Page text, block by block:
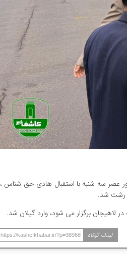
عصر سه شنبه با استقبال هادی حق شناس ،
رشت شد.
لاهیجان برگزار می شود، وارد گیلان شد.
لینک کوتاه https://kashefkhabar.ir/?p=38968